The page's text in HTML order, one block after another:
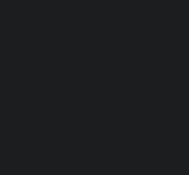
للإصلاح نموذجاً